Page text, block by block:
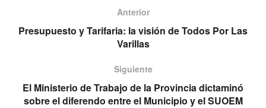
o p
m
Anterior
Presupuesto y Tarifaria: la visión de Todos Por Las
Varillas
Siguiente
El Ministerio de Trabajo de la Provincia dictaminó
sobre el diferendo entre el Municipio y el SUOEM